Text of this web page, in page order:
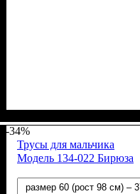
-34%
Трусы для мальчика
Модель 134-022 Бирюза